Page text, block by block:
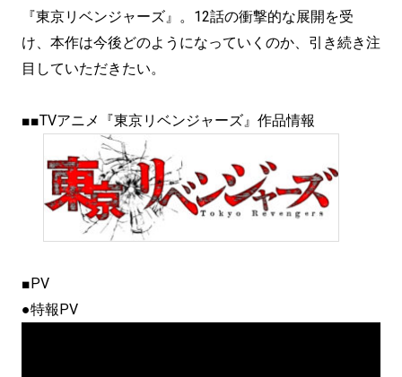
『東京リベンジャーズ』。12話の衝撃的な展開を受
け、本作は今後どのようになっていくのか、引き続き注
目していただきたい。
■■TVアニメ『東京リベンジャーズ』作品情報
■PV
●特報PV